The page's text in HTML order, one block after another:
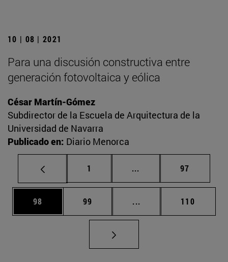
10 | 08 | 2021
Para una discusión constructiva entre
generación fotovoltaica y eólica
César Martín-Gómez
Subdirector de la Escuela de Arquitectura de la
Universidad de Navarra
Publicado en: Diario Menorca
Página
1 ... Páginas intermedias
Página
97
Página
98 Página
99 ... Páginas intermedias
Página
110